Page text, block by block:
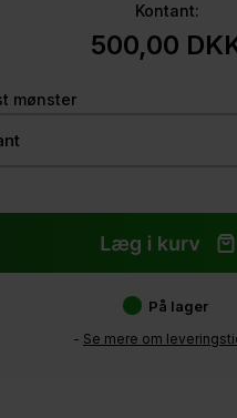
Kontant:
500,00
mønster
På lager
- Se mere om